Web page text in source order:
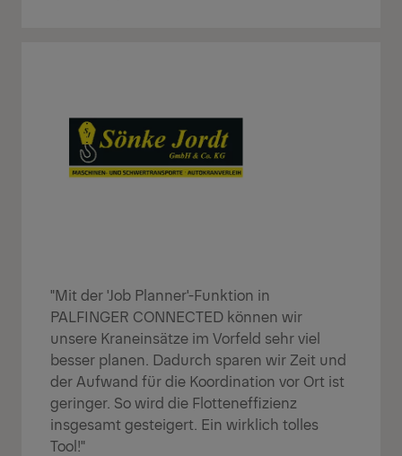
"Mit der 'Job Planner'-Funktion in
PALFINGER CONNECTED können wir
unsere Kraneinsätze im Vorfeld sehr viel
besser planen. Dadurch sparen wir Zeit und
der Aufwand für die Koordination vor Ort ist
geringer. So wird die Flotteneffizienz
insgesamt gesteigert. Ein wirklich tolles
Tool!"